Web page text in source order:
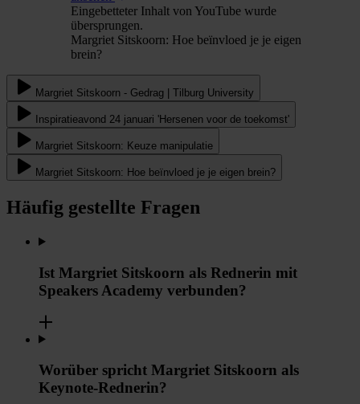
Eingebetteter Inhalt von YouTube wurde
übersprungen.
Margriet Sitskoorn: Hoe beïnvloed je je eigen
brein?
Margriet Sitskoorn - Gedrag | Tilburg University
Inspiratieavond 24 januari 'Hersenen voor de toekomst'
Margriet Sitskoorn: Keuze manipulatie
Margriet Sitskoorn: Hoe beïnvloed je je eigen brein?
Häufig gestellte Fragen
Ist Margriet Sitskoorn als Rednerin mit
Speakers Academy verbunden?
Worüber spricht Margriet Sitskoorn als
Keynote-Rednerin?